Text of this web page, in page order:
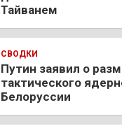
Тайванем
СВОДКИ
Путин заявил о
тактического
Белоруссии